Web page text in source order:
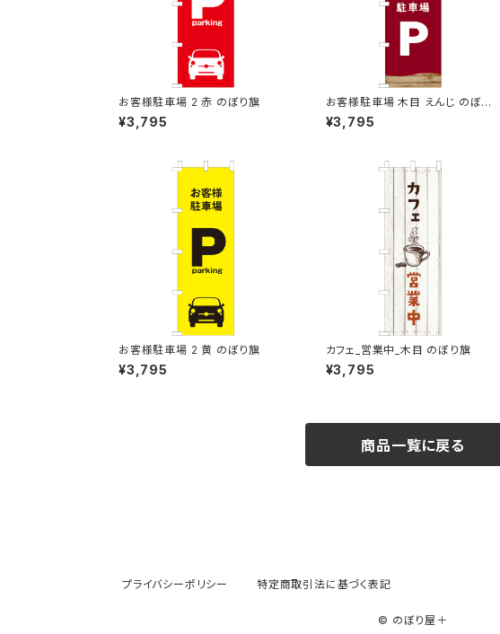
お客様駐車場 2 赤 のぼり旗
¥3,795
お客様駐車場 木目 えんじ のぼり
旗
¥3,795
お客様駐車場 2 黄 のぼり旗
¥3,795
カフェ_営業中_木目 のぼり旗
¥3,795
商品一覧に戻る
プライバシーポリシー 特定商取引法に基づく表記
© のぼり屋＋